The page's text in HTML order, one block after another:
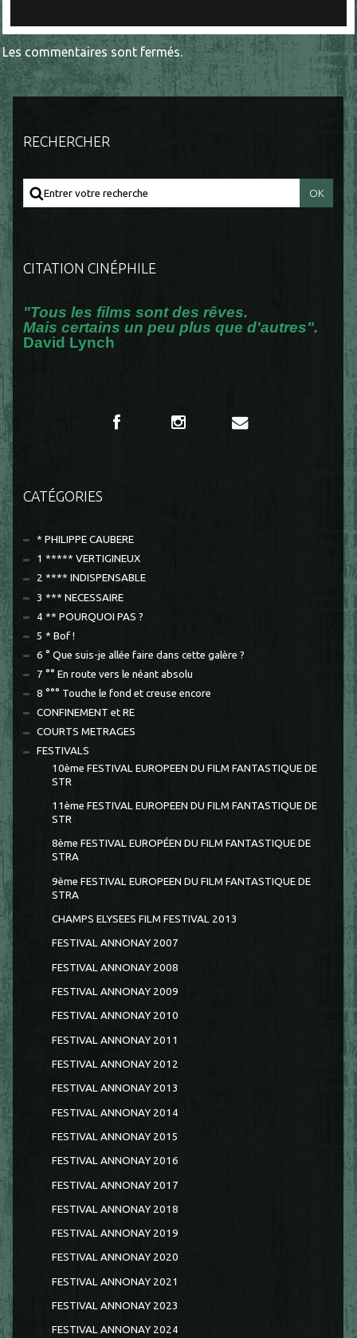
Les commentaires sont fermés.
RECHERCHER
CITATION CINÉPHILE
"Tous les films sont des rêves.
Mais certains un peu plus que d'autres".
David Lynch
CATÉGORIES
* PHILIPPE CAUBERE
1 ***** VERTIGINEUX
2 **** INDISPENSABLE
3 *** NECESSAIRE
4 ** POURQUOI PAS ?
5 * Bof !
6 ° Que suis-je allée faire dans cette galère ?
7 °° En route vers le néant absolu
8 °°° Touche le fond et creuse encore
CONFINEMENT et RE
COURTS METRAGES
FESTIVALS
10ème FESTIVAL EUROPEEN DU FILM FANTASTIQUE DE
STR
11ème FESTIVAL EUROPEEN DU FILM FANTASTIQUE DE
STR
8ème FESTIVAL EUROPÉEN DU FILM FANTASTIQUE DE
STRA
9ème FESTIVAL EUROPEEN DU FILM FANTASTIQUE DE
STRA
CHAMPS ELYSEES FILM FESTIVAL 2013
FESTIVAL ANNONAY 2007
FESTIVAL ANNONAY 2008
FESTIVAL ANNONAY 2009
FESTIVAL ANNONAY 2010
FESTIVAL ANNONAY 2011
FESTIVAL ANNONAY 2012
FESTIVAL ANNONAY 2013
FESTIVAL ANNONAY 2014
FESTIVAL ANNONAY 2015
FESTIVAL ANNONAY 2016
FESTIVAL ANNONAY 2017
FESTIVAL ANNONAY 2018
FESTIVAL ANNONAY 2019
FESTIVAL ANNONAY 2020
FESTIVAL ANNONAY 2021
FESTIVAL ANNONAY 2023
FESTIVAL ANNONAY 2024